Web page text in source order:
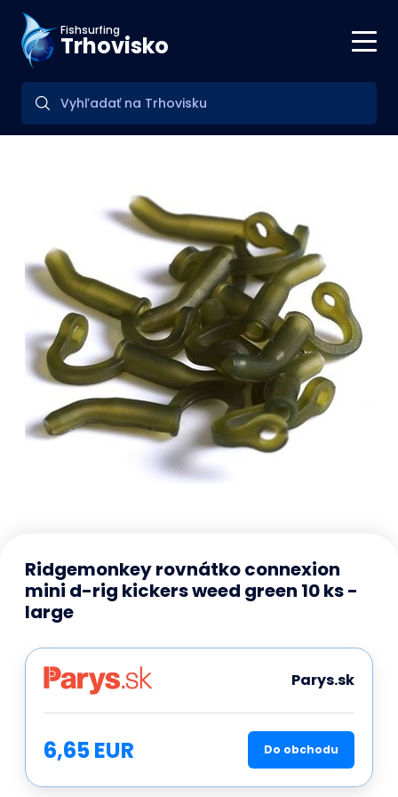
Fishsurfing
Trhovisko
Ridgemonkey rovnátko connexion
mini d-rig kickers weed green 10 ks -
large
Parys.sk
6,65 EUR Do obchodu